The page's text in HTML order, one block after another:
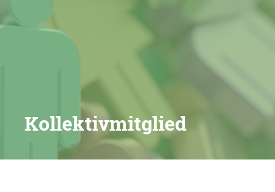
Kollektiv­mitglied